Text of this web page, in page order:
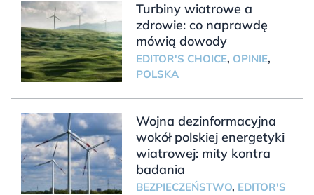
Turbiny wiatrowe a
zdrowie: co naprawdę
mówią dowody
EDITOR'S CHOICE, OPINIE,
POLSKA
Wojna dezinformacyjna
wokół polskiej energetyki
wiatrowej: mity kontra
badania
BEZPIECZEŃSTWO, EDITOR'S